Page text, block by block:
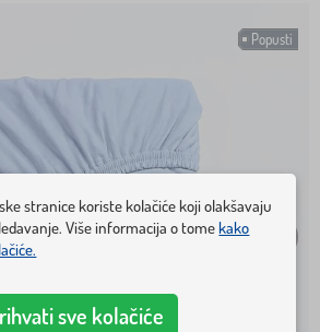
Popusti
stranice koriste kolačiće koji olakšavaju
Više informacija o tomekako
sve kolačiće